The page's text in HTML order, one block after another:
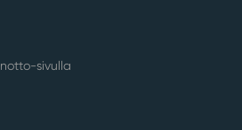
sivulla